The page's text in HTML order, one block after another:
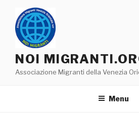
contenuto
NOI
Associazione Migranti della Venezia
Menu